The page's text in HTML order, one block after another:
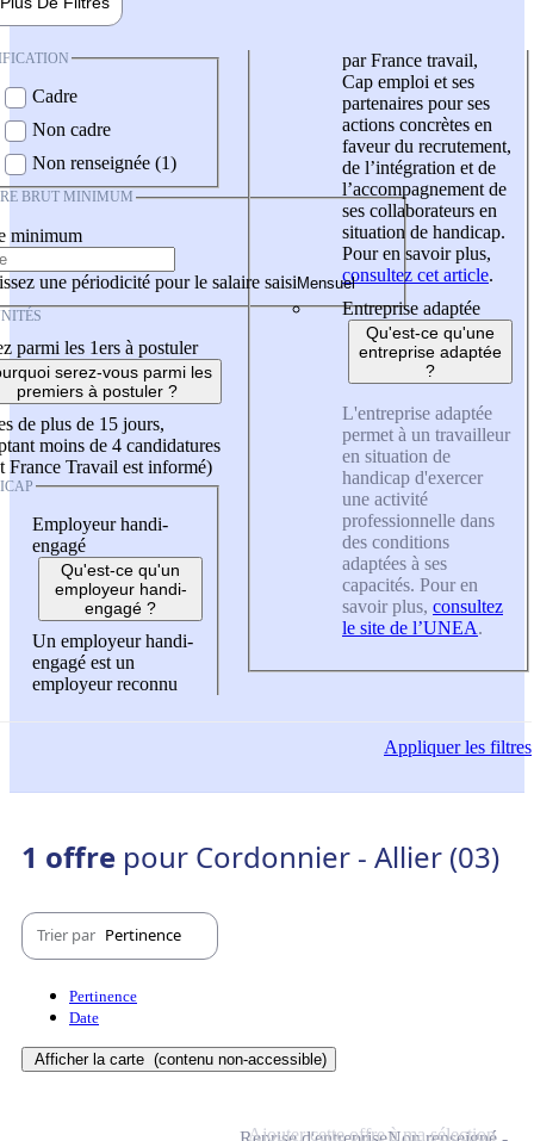
Cadre
Non cadre
Non renseignée (1)
BRUT MINIMUM
minimum
une périodicité pour le salaire saisi
parmi les 1ers à postuler
serez-vous parmi les
premiers à postuler ?
de plus de 15 jours,
moins de 4 candidatures
France Travail est informé)
Employeur handi-
engagé
Qu'est-ce qu'un
employeur handi-
engagé ?
Un employeur handi-
engagé est un
employeur reconnu
par France travail,
Cap emploi et ses
partenaires pour ses
actions concrètes en
faveur du recrutement,
de l’intégration et de
l’accompagnement de
ses collaborateurs en
situation de handicap.
Pour en savoir plus,
consultez cet article.
Entreprise adaptée
Qu'est-ce qu'une
entreprise adaptée
?
L'entreprise adaptée
permet à un travailleur
en situation de
handicap d'exercer
une activité
professionnelle dans
des conditions
adaptées à ses
capacités. Pour en
savoir plus, consultez
le site de l’UNEA.
Appliquerles filtres
1 offre pour Cordonnier - Allier (03)
Trier par Pertinence
Pertinence
Date
Afficher la carte (contenu non-accessible)
Ajouter cette offre à ma sélection